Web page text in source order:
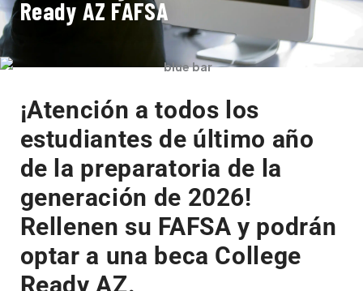
Ready AZ FAFSA
¡Atención a todos los
estudiantes de último año
de la preparatoria de la
generación de 2026!
Rellenen su FAFSA y podrán
optar a una beca College
Ready AZ.